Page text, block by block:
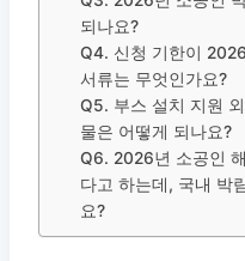
되나요?
Q4. 신청 기한이
서류는 무엇인가요?
Q5. 부스 설치 지원
물은 어떻게 되나요?
Q6. 2026년 소공인
다고 하는데, 국내 박
요?